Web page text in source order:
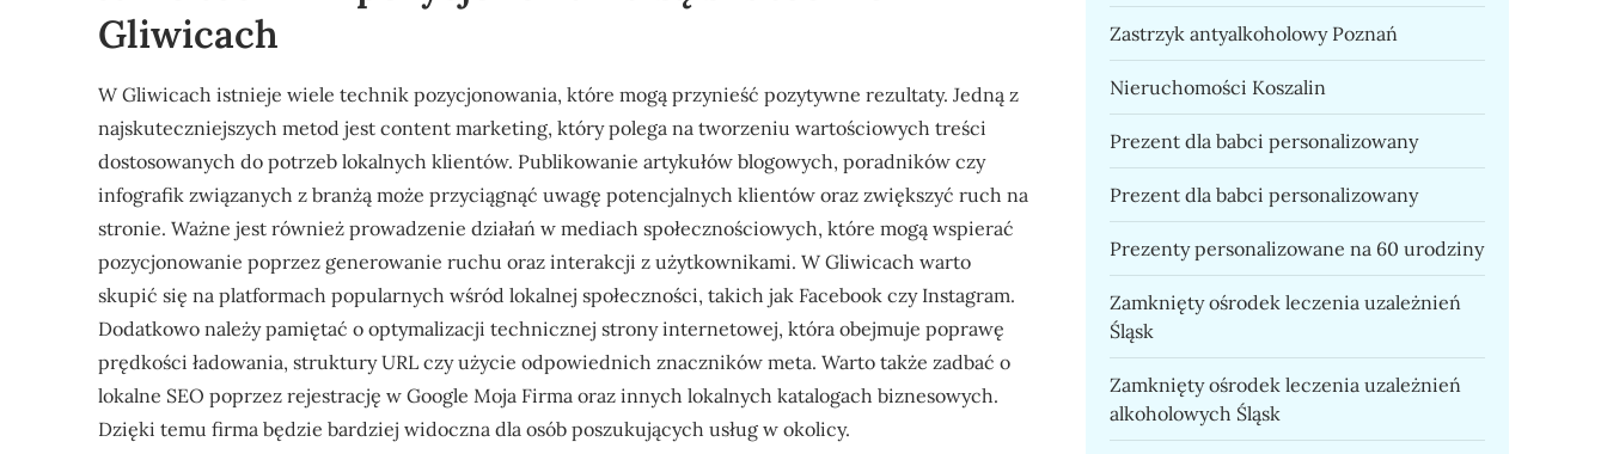
Gliwicach
W Gliwicach istnieje wiele technik pozycjonowania, które mogą przynieść pozytywne rezultaty. Jedną z
najskuteczniejszych metod jest content marketing, który polega na tworzeniu wartościowych treści
dostosowanych do potrzeb lokalnych klientów. Publikowanie artykułów blogowych, poradników czy
infografik związanych z branżą może przyciągnąć uwagę potencjalnych klientów oraz zwiększyć ruch na
stronie. Ważne jest również prowadzenie działań w mediach społecznościowych, które mogą wspierać
pozycjonowanie poprzez generowanie ruchu oraz interakcji z użytkownikami. W Gliwicach warto
skupić się na platformach popularnych wśród lokalnej społeczności, takich jak Facebook czy Instagram.
Dodatkowo należy pamiętać o optymalizacji technicznej strony internetowej, która obejmuje poprawę
prędkości ładowania, struktury URL czy użycie odpowiednich znaczników meta. Warto także zadbać o
lokalne SEO poprzez rejestrację w Google Moja Firma oraz innych lokalnych katalogach biznesowych.
Dzięki temu firma będzie bardziej widoczna dla osób poszukujących usług w okolicy.
Zastrzyk antyalkoholowy Poznań
Nieruchomości Koszalin
Prezent dla babci personalizowany
Prezent dla babci personalizowany
Prezenty personalizowane na 60 urodziny
Zamknięty ośrodek leczenia uzależnień
Śląsk
Zamknięty ośrodek leczenia uzależnień
alkoholowych Śląsk